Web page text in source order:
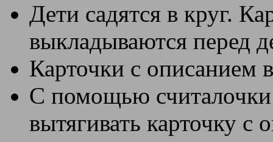
Дети садятся в круг.
выкладываются перед
Карточки с описанием
С помощью считалочки
вытягивать карточку